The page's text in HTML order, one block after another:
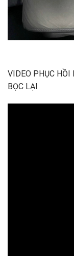
VIDEO PHỤC HỒI
BỌC LẠI